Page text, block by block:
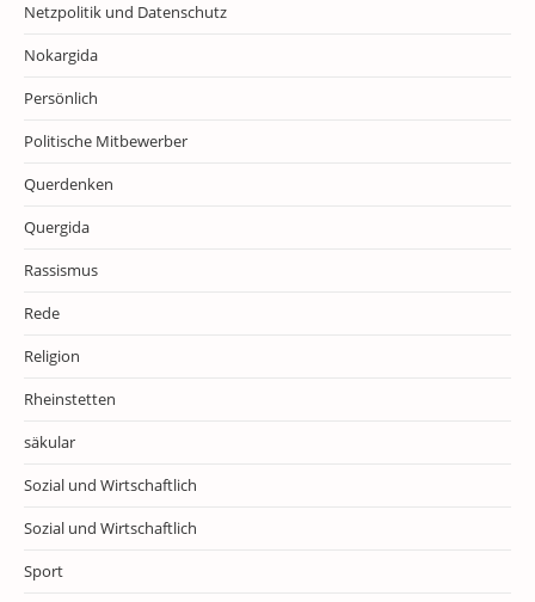
Netzpolitik und Datenschutz
Nokargida
Persönlich
Politische Mitbewerber
Querdenken
Quergida
Rassismus
Rede
Religion
Rheinstetten
säkular
Sozial und Wirtschaftlich
Sozial und Wirtschaftlich
Sport